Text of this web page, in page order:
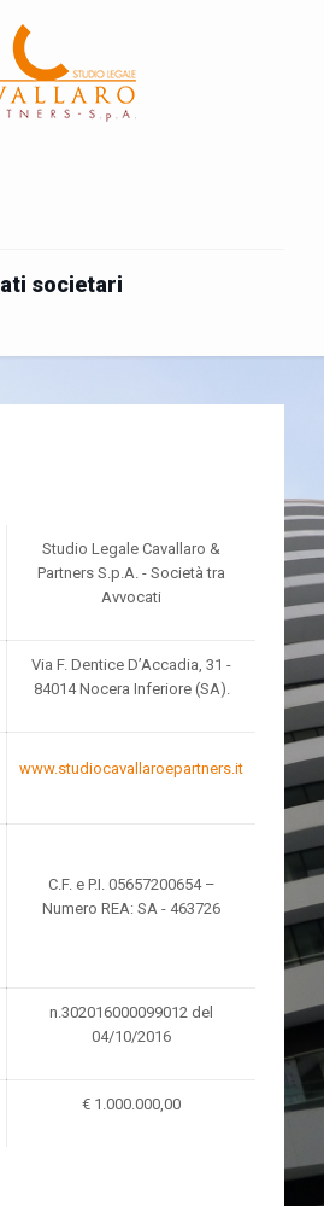
societari
Studio Legale Cavallaro &
Partners S.p.A. - Società tra
Avvocati
Via F. Dentice D’Accadia, 31 -
84014 Nocera Inferiore (SA).
www.studiocavallaroepartners.it
C.F. e P.I. 05657200654 –
Numero REA: SA - 463726
n.302016000099012 del
04/10/2016
€ 1.000.000,00